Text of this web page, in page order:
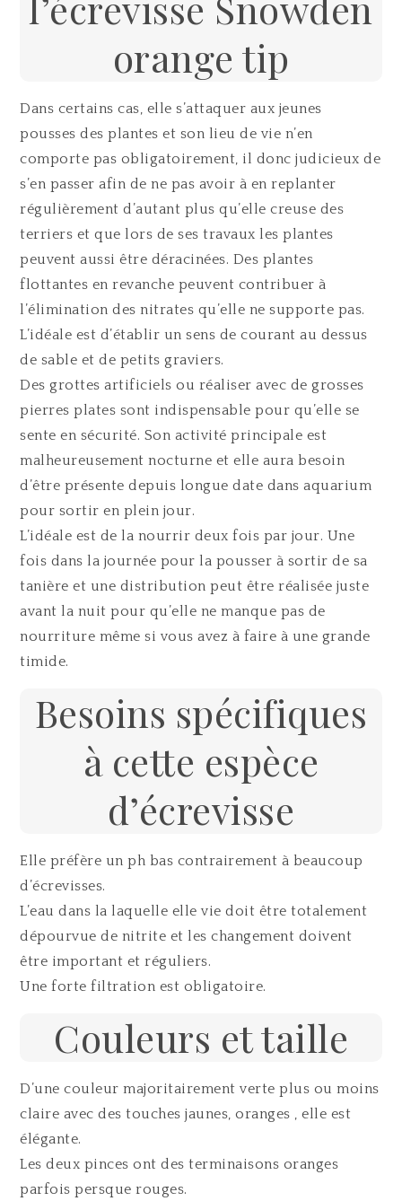
orange tip
Dans certains cas, elle s’attaquer aux jeunes
pousses des plantes et son lieu de vie n’en
comporte pas obligatoirement, il donc judicieux de
s’en passer afin de ne pas avoir à en replanter
régulièrement d’autant plus qu’elle creuse des
terriers et que lors de ses travaux les plantes
peuvent aussi être déracinées. Des plantes
flottantes en revanche peuvent contribuer à
l’élimination des nitrates qu’elle ne supporte pas.
L’idéale est d’établir un sens de courant au dessus
de sable et de petits graviers.
Des grottes artificiels ou réaliser avec de grosses
pierres plates sont indispensable pour qu’elle se
sente en sécurité. Son activité principale est
malheureusement nocturne et elle aura besoin
d’être présente depuis longue date dans aquarium
pour sortir en plein jour.
L’idéale est de la nourrir deux fois par jour. Une
fois dans la journée pour la pousser à sortir de sa
tanière et une distribution peut être réalisée juste
avant la nuit pour qu’elle ne manque pas de
nourriture même si vous avez à faire à une grande
timide.
Besoins spécifiques
à cette espèce
d’écrevisse
Elle préfère un ph bas contrairement à beaucoup
d’écrevisses.
L’eau dans la laquelle elle vie doit être totalement
dépourvue de nitrite et les changement doivent
être important et réguliers.
Une forte filtration est obligatoire.
Couleurs et taille
D’une couleur majoritairement verte plus ou moins
claire avec des touches jaunes, oranges , elle est
élégante.
Les deux pinces ont des terminaisons oranges
parfois persque rouges.